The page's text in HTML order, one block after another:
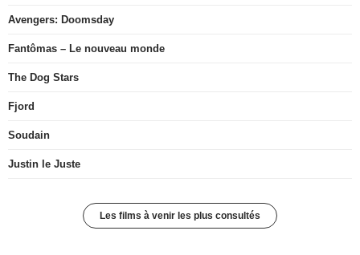
Avengers: Doomsday
Fantômas – Le nouveau monde
The Dog Stars
Fjord
Soudain
Justin le Juste
Les films à venir les plus consultés